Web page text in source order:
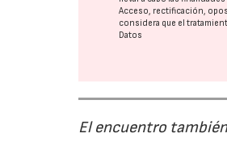
Acceso, rectificación,
considera que el
Datos
El encuentro